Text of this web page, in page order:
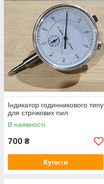
Індикатор годинникового типу
для стрічкових пил
В наявності
700 ₴
Купити